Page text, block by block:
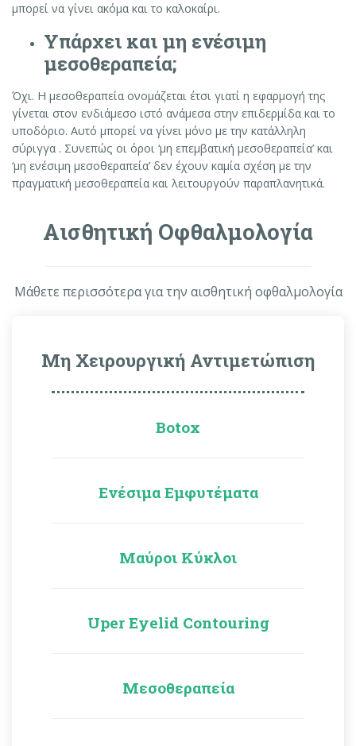
μπορεί να γίνει ακόμα και το καλοκαίρι.
Υπάρχει και μη ενέσιμη
μεσοθεραπεία;
Όχι. Η μεσοθεραπεία ονομάζεται έτσι γιατί η εφαρμογή της
γίνεται στον ενδιάμεσο ιστό ανάμεσα στην επιδερμίδα και το
υποδόριο. Αυτό μπορεί να γίνει μόνο με την κατάλληλη
σύριγγα . Συνεπώς οι όροι ‘μη επεμβατική μεσοθεραπεία’ και
‘μη ενέσιμη μεσοθεραπεία’ δεν έχουν καμία σχέση με την
πραγματική μεσοθεραπεία και λειτουργούν παραπλανητικά.
Αισθητική Οφθαλμολογία
Μάθετε περισσότερα για την αισθητική οφθαλμολογία
Μη Χειρουργική Αντιμετώπιση
Botox
Ενέσιμα Εμφυτέματα
Μαύροι Κύκλοι
Uper Eyelid Contouring
Μεσοθεραπεία